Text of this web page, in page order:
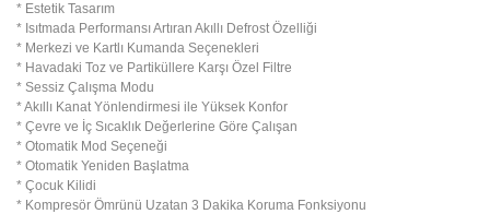
* Estetik Tasarım
* Isıtmada Performansı Artıran Akıllı Defrost Özelliği
* Merkezi ve Kartlı Kumanda Seçenekleri
* Havadaki Toz ve Partiküllere Karşı Özel Filtre
* Sessiz Çalışma Modu
* Akıllı Kanat Yönlendirmesi ile Yüksek Konfor
* Çevre ve İç Sıcaklık Değerlerine Göre Çalışan
* Otomatik Mod Seçeneği
* Otomatik Yeniden Başlatma
* Çocuk Kilidi
* Kompresör Ömrünü Uzatan 3 Dakika Koruma Fonksiyonu